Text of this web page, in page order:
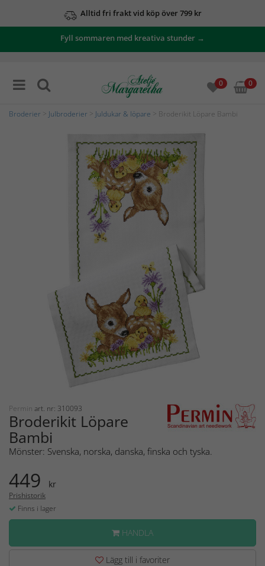
Alltid fri frakt vid köp över 799 kr
Fyll sommaren med kreativa stunder →
0 0
Broderier Julbroderier Juldukar & löpare > Broderikit Löpare Bambi
Permin art. nr: 310093
Broderikit Löpare
Bambi
Mönster: Svenska, norska, danska, finska och tyska.
449 kr
Prishistorik
Finns i lager
HANDLA
Lägg till i favoriter